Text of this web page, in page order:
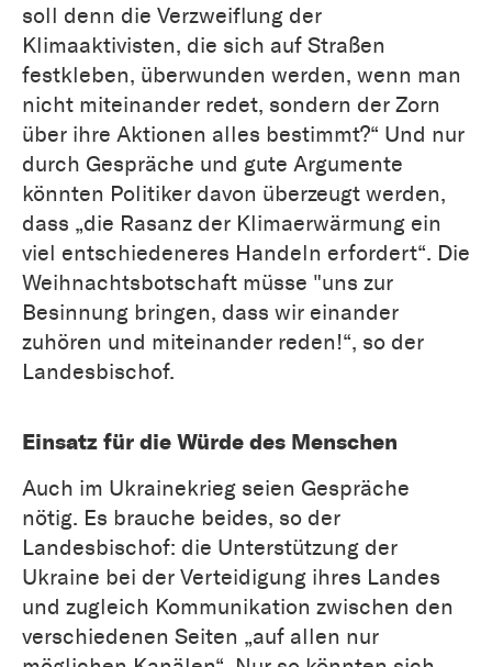
soll denn die Verzweiflung der
Klimaaktivisten, die sich auf Straßen
festkleben, überwunden werden, wenn man
nicht miteinander redet, sondern der Zorn
über ihre Aktionen alles bestimmt?“ Und nur
durch Gespräche und gute Argumente
könnten Politiker davon überzeugt werden,
dass „die Rasanz der Klimaerwärmung ein
viel entschiedeneres Handeln erfordert“. Die
Weihnachtsbotschaft müsse "uns zur
Besinnung bringen, dass wir einander
zuhören und miteinander reden!“, so der
Landesbischof.
Einsatz für die Würde des Menschen
Auch im Ukrainekrieg seien Gespräche
nötig. Es brauche beides, so der
Landesbischof: die Unterstützung der
Ukraine bei der Verteidigung ihres Landes
und zugleich Kommunikation zwischen den
verschiedenen Seiten „auf allen nur